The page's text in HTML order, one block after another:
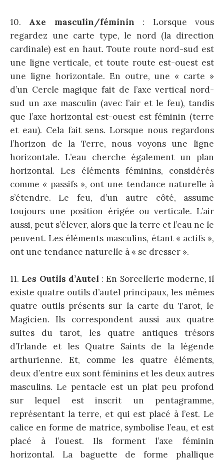
10. Axe masculin/féminin : Lorsque vous
regardez une carte type, le nord (la direction
cardinale) est en haut. Toute route nord-sud est
une ligne verticale, et toute route est-ouest est
une ligne horizontale. En outre, une « carte »
d’un Cercle magique fait de l’axe vertical nord-
sud un axe masculin (avec l’air et le feu), tandis
que l’axe horizontal est-ouest est féminin (terre
et eau). Cela fait sens. Lorsque nous regardons
l’horizon de la Terre, nous voyons une ligne
horizontale. L’eau cherche également un plan
horizontal. Les éléments féminins, considérés
comme « passifs », ont une tendance naturelle à
s’étendre. Le feu, d’un autre côté, assume
toujours une position érigée ou verticale. L’air
aussi, peut s’élever, alors que la terre et l’eau ne le
peuvent. Les éléments masculins, étant « actifs »,
ont une tendance naturelle à « se dresser ».
11. Les Outils d’Autel : En Sorcellerie moderne, il
existe quatre outils d’autel principaux, les mêmes
quatre outils présents sur la carte du Tarot, le
Magicien. Ils correspondent aussi aux quatre
suites du tarot, les quatre antiques trésors
d’Irlande et les Quatre Saints de la légende
arthurienne. Et, comme les quatre éléments,
deux d’entre eux sont féminins et les deux autres
masculins. Le pentacle est un plat peu profond
sur lequel est inscrit un pentagramme,
représentant la terre, et qui est placé à l’est. Le
calice en forme de matrice, symbolise l’eau, et est
placé à l’ouest. Ils forment l’axe féminin
horizontal. La baguette de forme phallique